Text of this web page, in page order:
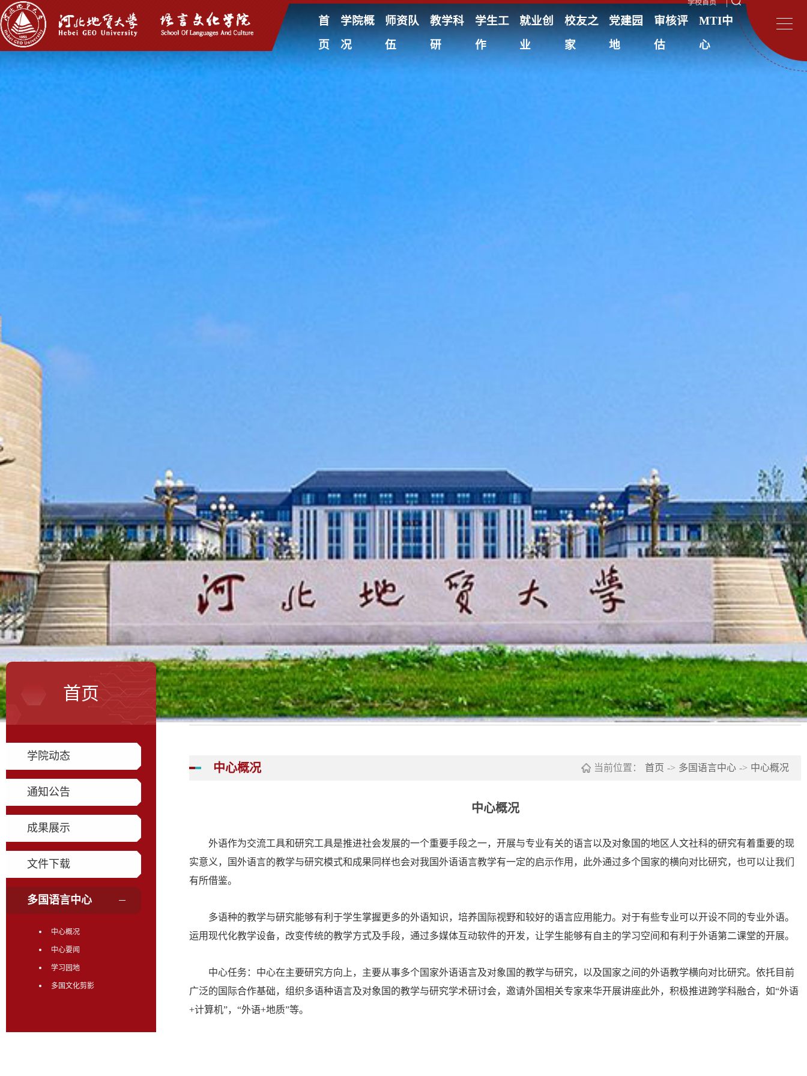
学校首页
首
页
学院概
况
师资队
伍
教学科
研
学生工
作
就业创
业
校友之
家
党建园
地
审核评
估
MTI中
心
首页
学院动态
通知公告
成果展示
文件下载
多国语言中心
中心概况
中心要闻
学习园地
多国文化剪影
中心概况 当前位置： 首页 -> 多国语言中心 -> 中心概况
中心概况
外语作为交流工具和研究工具是推进社会发展的一个重要手段之一，开展与专业有关的语言以及对象国的地区人文社科的研究有着重要的现
实意义，国外语言的教学与研究模式和成果同样也会对我国外语语言教学有一定的启示作用，此外通过多个国家的横向对比研究，也可以让我们
有所借鉴。
多语种的教学与研究能够有利于学生掌握更多的外语知识，培养国际视野和较好的语言应用能力。对于有些专业可以开设不同的专业外语。
运用现代化教学设备，改变传统的教学方式及手段，通过多媒体互动软件的开发，让学生能够有自主的学习空间和有利于外语第二课堂的开展。
中心任务：中心在主要研究方向上，主要从事多个国家外语语言及对象国的教学与研究，以及国家之间的外语教学横向对比研究。依托目前
广泛的国际合作基础，组织多语种语言及对象国的教学与研究学术研讨会，邀请外国相关专家来华开展讲座此外，积极推进跨学科融合，如“外语
+计算机”，“外语+地质”等。